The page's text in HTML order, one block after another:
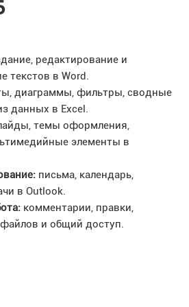
редактирование и
текстов в Word.
диаграммы, фильтры, сводные
данных в Excel.
темы оформления,
элементы в
письма, календарь,
в Outlook.
комментарии, правки,
и общий доступ.